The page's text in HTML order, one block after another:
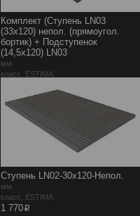
Комплект (Ступень LN03
(33x120) непол. (прямоугол.
бортик) + Подступенок
(14,5x120) LN03
мм
класс, ESTIMA
Ступень LN02-30x120-Непол.
мм
класс, ESTIMA
1 770p